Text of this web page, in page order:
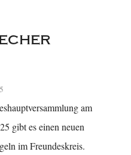
am
gibt es einen neuen
im Freundeskreis.